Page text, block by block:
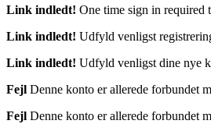
Link indledt! One time sign in required
Link indledt! Udfyld venligst
Link indledt! Udfyld venligst dine nye
Fejl Denne konto er allerede forbundet
Fejl Denne konto er allerede forbundet